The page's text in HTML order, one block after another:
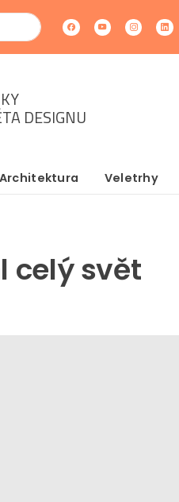
DESIGNU
Architektura Veletrhy
celý svět